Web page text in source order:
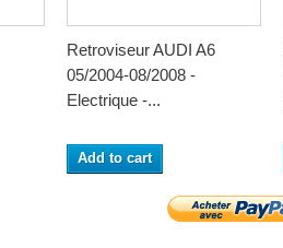
Retroviseur AUDI A6
05/2004-08/2008 -
Electrique -...
Add to cart